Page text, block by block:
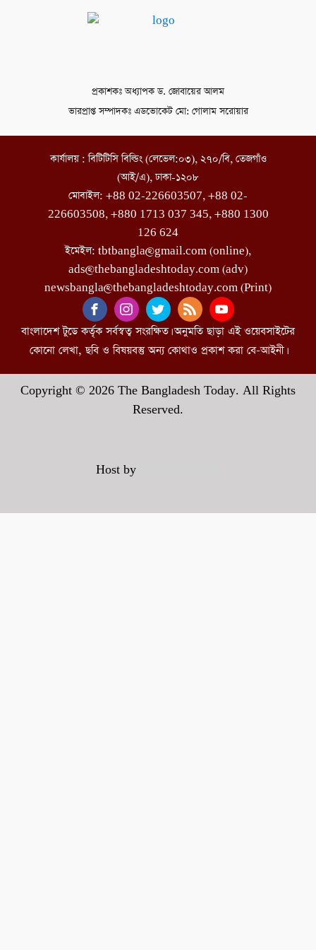
প্রকাশকঃ অধ্যাপক ড. জোবায়ের আলম
ভারপ্রাপ্ত সম্পাদকঃ এডভোকেট মো: গোলাম সরোয়ার
কার্যালয় : বিটিটিসি বিল্ডিং (লেভেল:০৩), ২৭০/বি, তেজগাঁও
(আই/এ), ঢাকা-১২০৮
মোবাইল: +88 02-226603507, +88 02-
226603508, +880 1713 037 345, +880 1300
126 624
ইমেইল: tbtbangla@gmail.com (online),
ads@thebangladeshtoday.com (adv)
newsbangla@thebangladeshtoday.com (Print)
বাংলাদেশ টুডে কর্তৃক সর্বস্বত্ব সংরক্ষিত। অনুমতি ছাড়া এই ওয়েবসাইটের
কোনো লেখা, ছবি ও বিষয়বস্তু অন্য কোথাও প্রকাশ করা বে-আইনী।
Copyright © 2026 The Bangladesh Today. All Rights
Reserved.
Host by